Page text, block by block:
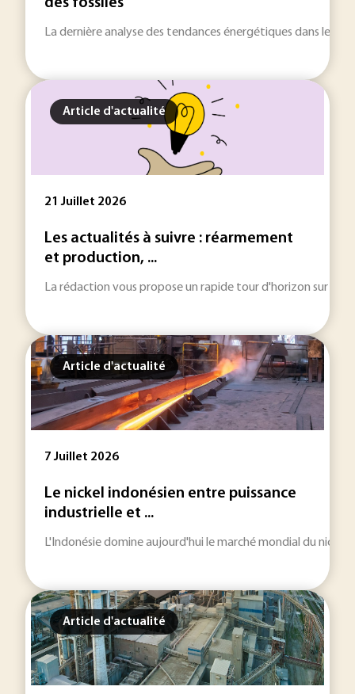
des fossiles
La dernière analyse des tendances énergétiques dans le
Article d'actualité
21 Juillet 2026
Les actualités à suivre : réarmement
et production, ...
La rédaction vous propose un rapide tour d'horizon sur les
Article d'actualité
7 Juillet 2026
Le nickel indonésien entre puissance
industrielle et ...
L'Indonésie domine aujourd'hui le marché mondial du
Article d'actualité